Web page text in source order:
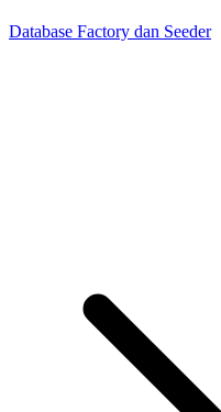
Database Factory dan Seeder